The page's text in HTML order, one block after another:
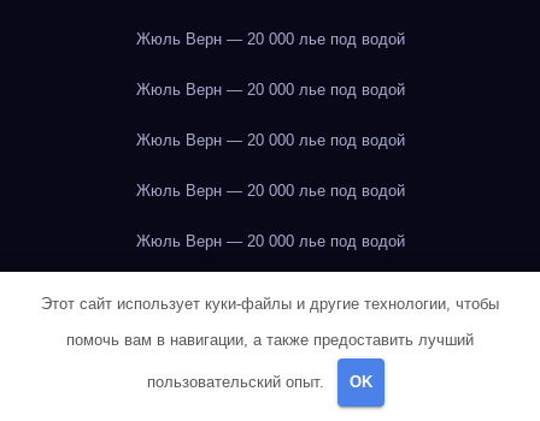
Жюль Верн — 20 000 лье под водой
Жюль Верн — 20 000 лье под водой
Жюль Верн — 20 000 лье под водой
Жюль Верн — 20 000 лье под водой
Жюль Верн — 20 000 лье под водой
Жюль Верн — 20 000 лье под водой
Жюль Верн — 20 000 лье под водой
Этот сайт использует куки-файлы и другие технологии, чтобы
помочь вам в навигации, а также предоставить лучший
пользовательский опыт. OK